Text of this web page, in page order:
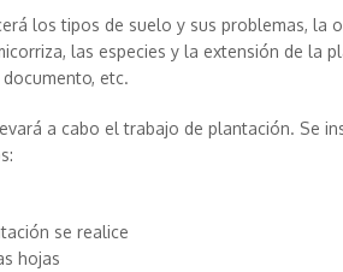
los tipos de suelo y sus problemas, la
las especies y la extensión de la
etc.
a cabo el trabajo de plantación. Se
se realice
hojas